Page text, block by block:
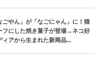
ごやん」が「なごにゃん」に！猫
フにした焼き菓子が登場→ネコ好
ィアから生まれた新商品...